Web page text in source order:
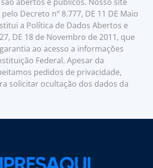
Decreto nº 8.777, DE 11 DE Maio
a Política de Dados Abertos e
DE 18 de Novembro de 2011, que
ao acesso a informações
Federal. Apesar da
pedidos de privacidade,
solicitar ocultação dos dados da